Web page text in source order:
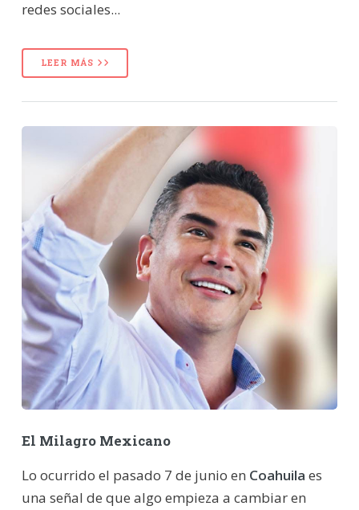
redes sociales...
LEER MÁS
El Milagro Mexicano
Lo ocurrido el pasado 7 de junio en Coahuila es
una señal de que algo empieza a cambiar en